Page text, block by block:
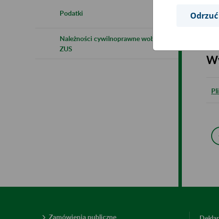
Podatki
Należności cywilnoprawne wobec
ZUS
Zamówienia publiczne